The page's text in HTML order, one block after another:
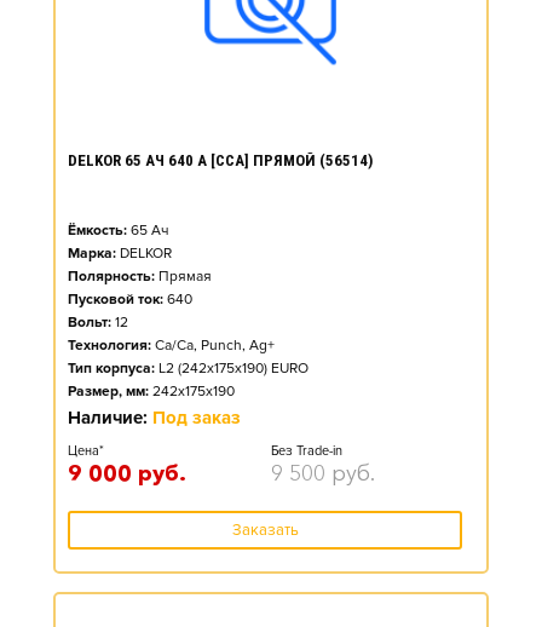
DELKOR 65 АЧ 640 А [CCA] ПРЯМОЙ (56514)
Ёмкость: 65 Ач
Марка: DELKOR
Полярность: Прямая
Пусковой ток: 640
Вольт: 12
Технология: Ca/Ca, Punch, Ag+
Тип корпуса: L2 (242x175x190) EURO
Размер, мм: 242x175x190
Наличие: Под заказ
Цена*
9 000 руб.
Без Trade-in
9 500 руб.
Заказать